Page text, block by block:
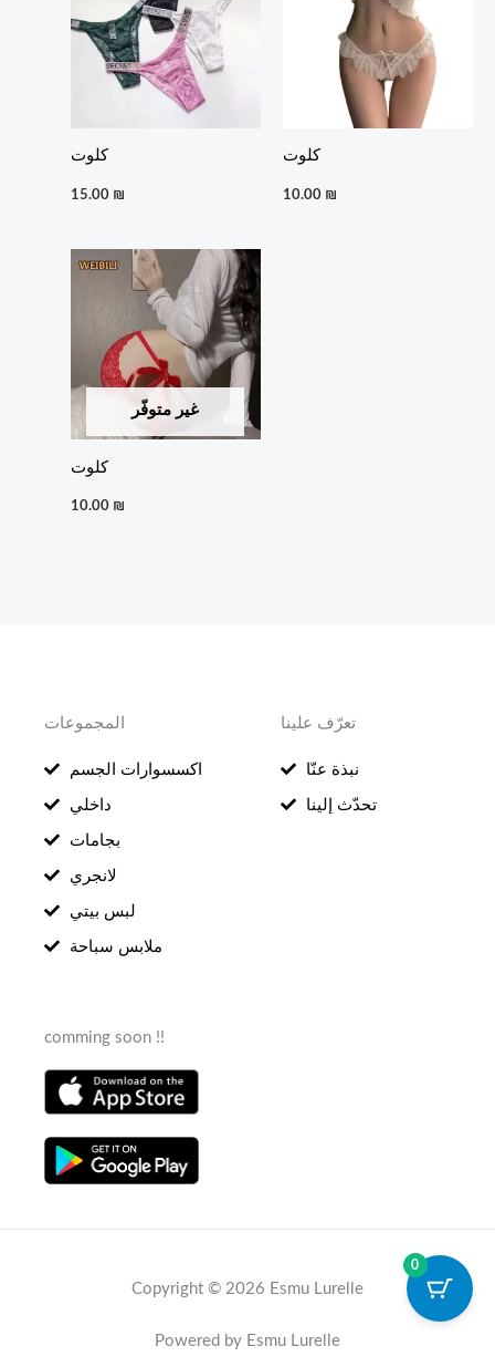
كلوت
15.00 ₪
كلوت
10.00 ₪
غير متوفّر
كلوت
10.00 ₪
المجموعات
اكسسوارات الجسم
داخلي
بجامات
لانجري
لبس بيتي
ملابس سباحة
تعرّف علينا
نبذة عنّا
تحدّث إلينا
comming soon !!
Copyright © 2026 Esmu Lurelle
Powered by Esmu Lurelle
0